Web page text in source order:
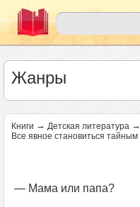
Жанры
Книги → Детская литература →
Все явное становиться тайным
— Мама или папа?